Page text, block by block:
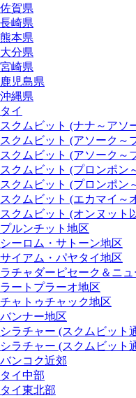
佐賀県
長崎県
熊本県
大分県
宮崎県
鹿児島県
沖縄県
タイ
スクムビット (ナナ～アソ
スクムビット (アソーク～
スクムビット (アソーク～
スクムビット (プロンポン
スクムビット (プロンポン
スクムビット (エカマイ～
スクムビット (オンヌット
プルンチット地区
シーロム・サトーン地区
サイアム・パヤタイ地区
ラチャダーピセーク＆ニ
ラートプラーオ地区
チャトゥチャック地区
バンナー地区
シラチャー (スクムビット
シラチャー (スクムビット
バンコク近郊
タイ中部
タイ東北部